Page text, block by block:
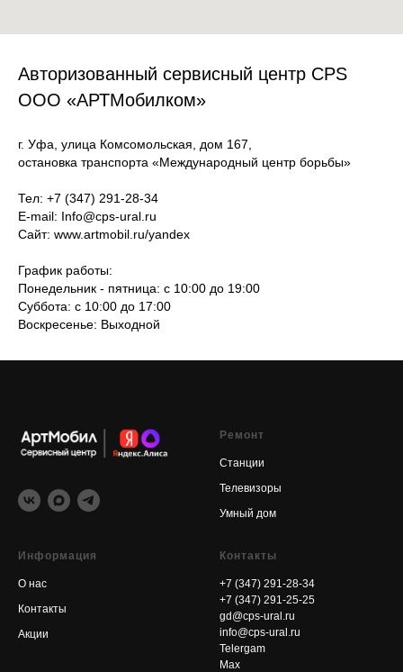
Авторизованный сервисный центр CPS
ООО «АРТМобилком»
г. Уфа, улица Комсомольская, дом 167,
остановка транспорта «Международный центр борьбы»
Тел: +7 (347) 291-28-34
E-mail: Info@cps-ural.ru
Сайт: www.artmobil.ru/yandex
График работы:
Понедельник - пятница: с 10:00 до 19:00
Суббота: с 10:00 до 17:00
Воскресенье: Выходной
Ремонт
Станции
Телевизоры
Умный дом
Информация
О нас
Контакты
Акции
Контакты
+7 (347) 291-28-34
+7 (347) 291-25-25
gd@cps-ural.ru
info@cps-ural.ru
Telergam
Max